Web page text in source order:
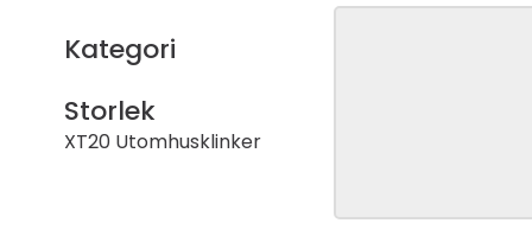
Kategori
Storlek
XT20 Utomhusklinker